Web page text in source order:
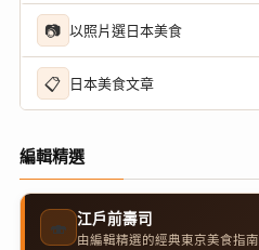
📷 以照片選日本美食
📋 日本美食文章
編輯精選
🍣 江戶前壽司
由編輯精選的經典東京美食指南